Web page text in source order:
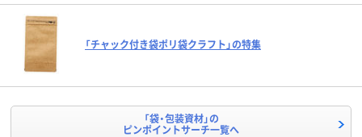
「チャック付き袋ポリ袋クラフト」の特集
「袋・包装資材」の
ピンポイントサーチ一覧へ